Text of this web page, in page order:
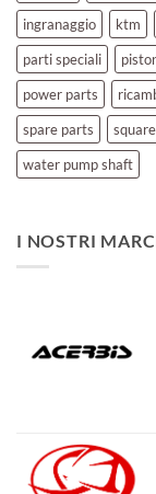
ingranaggio
ktm
parti speciali
power parts
spare parts
water pump shaft
I NOSTRI